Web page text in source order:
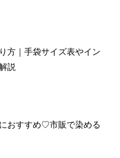
方｜手袋サイズ表やイン
説
おすすめ♡市販で染める